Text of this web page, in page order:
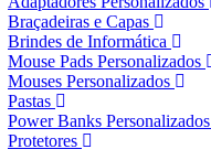
Braçadeiras e Capas
Brindes de Informática
Mouse Pads Personalizados
Mouses Personalizados
Pastas
Power Banks Personalizados
Protetores